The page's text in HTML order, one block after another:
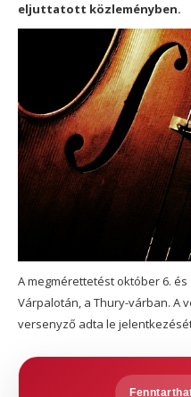
eljuttatott közleményben.
A megmérettetést október 6.
Várpalotán, a Thury-várban. A
versenyző adta le